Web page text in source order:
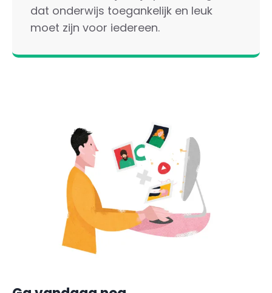
dat onderwijs toegankelijk en leuk
moet zijn voor iedereen.